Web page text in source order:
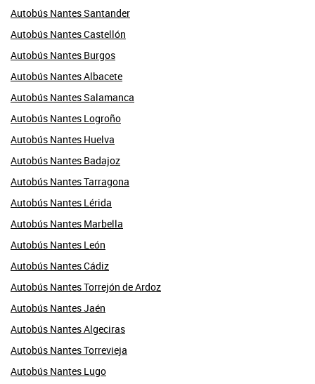
Autobús Nantes Santander
Autobús Nantes Castellón
Autobús Nantes Burgos
Autobús Nantes Albacete
Autobús Nantes Salamanca
Autobús Nantes Logroño
Autobús Nantes Huelva
Autobús Nantes Badajoz
Autobús Nantes Tarragona
Autobús Nantes Lérida
Autobús Nantes Marbella
Autobús Nantes León
Autobús Nantes Cádiz
Autobús Nantes Torrejón de Ardoz
Autobús Nantes Jaén
Autobús Nantes Algeciras
Autobús Nantes Torrevieja
Autobús Nantes Lugo